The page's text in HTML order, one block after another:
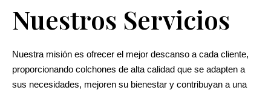
Nuestros Servicios
Nuestra misión es ofrecer el mejor descanso a cada cliente,
proporcionando colchones de alta calidad que se adapten a
sus necesidades, mejoren su bienestar y contribuyan a una